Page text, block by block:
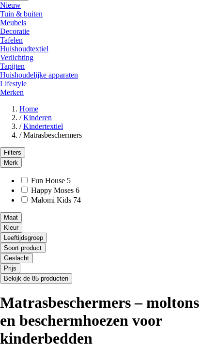
Nieuw
Tuin & buiten
Meubels
Decoratie
Tafelen
Huishoudtextiel
Verlichting
Tapijten
Huishoudelijke apparaten
Lifestyle
Merken
Home
/ Kinderen
/ Kindertextiel
/ Matrasbeschermers
Filters
Merk
Fun House 5
Happy Moses 6
Malomi Kids 74
Maat
Kleur
Leeftijdsgroep
Soort product
Geslacht
Prijs
Bekijk de 85 producten
Matrasbeschermers – moltons
en beschermhoezen voor
kinderbedden